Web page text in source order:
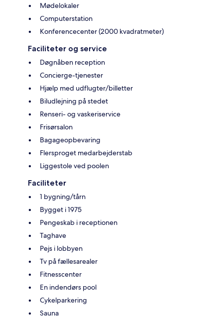
Mødelokaler
Computerstation
Konferencecenter (2000 kvadratmeter)
Faciliteter og service
Døgnåben reception
Concierge-tjenester
Hjælp med udflugter/billetter
Biludlejning på stedet
Renseri- og vaskeriservice
Frisørsalon
Bagageopbevaring
Flersproget medarbejderstab
Liggestole ved poolen
Faciliteter
1 bygning/tårn
Bygget i 1975
Pengeskab i receptionen
Taghave
Pejs i lobbyen
Tv på fællesarealer
Fitnesscenter
En indendørs pool
Cykelparkering
Sauna